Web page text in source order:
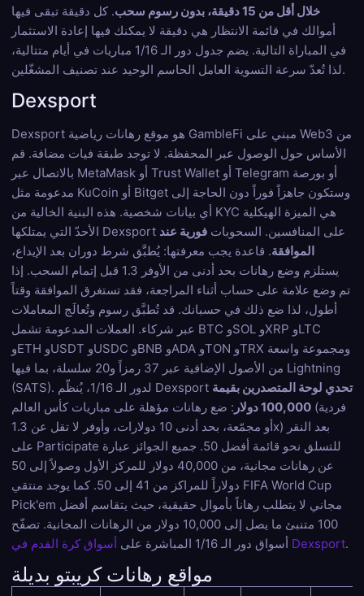
خلال أقل من 15 دقيقة، بدون رسوم سحب
. كل دقيقة تبقى فيها
أموالك في قائمة الانتظار هي دقيقة لا يمكنك فيها إعادة الاستثمار
في المباراة التالية. يضم جدول دور الـ 1/16 مباريات في أيام متتالية،
لذا تُعدّ سرعة التسوية العامل الحاسم الوحيد عند تصنيف المشغّلين.
Dexsport
Dexsport هو موقع رهانات رياضية GambleFi مبني على Web3 من
الأساس حول الوصول عبر المحفظة. لا توجد طبقة فيات مضافة. قم
بالاتصال عبر MetaMask أو Trust Wallet أو Telegram أو بورصة
مدعومة مثل KuCoin أو Bitget وستكون جاهزاً فوراً دون الحاجة إلى
أي بيانات شخصية. هذه البنية الخالية من KYC هي الميزة الهيكلية
الأحدّ التي يمتلكها Dexsport على المنافسين. السحوبات فورية عند
الموافقة. قاعدة يجب معرفتها: يُطبَّق شرط دوران بعد الإيداع،
يستلزم وضع رهانات بحد أدنى من الأوفر 1.3 قبل إتمام السحب. إذا
تم وضع علامة على حساب أثناء المراجعة، فقد تستغرق الموافقة وقتاً
أطول، لذا ضع ذلك في حسبانك. قد تُطبَّق رسوم وتُعالَج المعاملات
عبر شركاء. العملات المدعومة تشمل BTC وSOL وXRP وLTC
وETH وUSDT وUSDC وBNB وADA وTON وTRX ومجموعة واسعة
من الأصول الإضافية عبر 37 رمزاً و20 سلسلة، بما فيها Lightning
(SATS). لدور الـ 1/16، يُنظّم Dexsport تحدي لوحة المتصدرين بقيمة
100,000 دولار
: ضع رهانات مؤهلة على مباريات كأس العالم (فردية
أو مجمّعة، بحد أدنى 10 دولارات، وأوفر لا تقل عن 1.3x) بعد النقر
على Participate للتسلق نحو قائمة أفضل 50. جميع الجوائز عبارة
عن رهانات مجانية، من 40,000 دولار للمركز الأول وصولاً إلى 50
دولاراً للمراكز من 41 إلى 50. كما يوجد منتقي FIFA World Cup
Pick'em مجاني لا يتطلب رهاناً بأموال حقيقية، حيث يتقاسم أفضل
100 متنبئ ما يصل إلى 10,000 دولار من الرهانات المجانية. تصفّح
أسواق دور الـ 1/16 المباشرة على أسواق كرة القدم في Dexsport.
مواقع رهانات كريبتو بديلة